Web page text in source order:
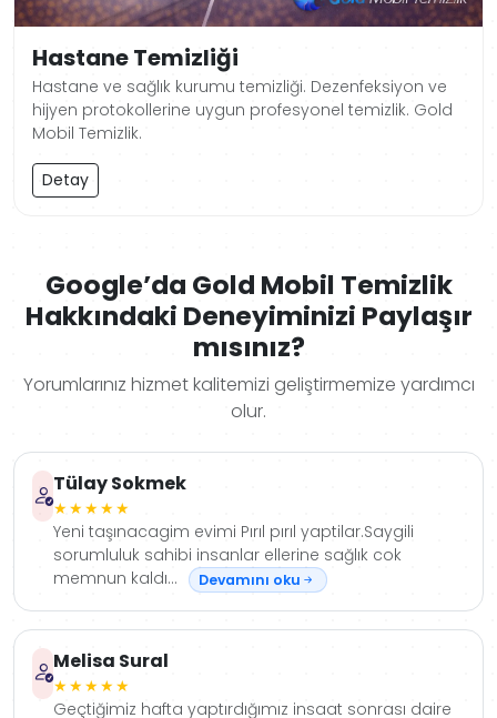
Hastane Temizliği
Hastane ve sağlık kurumu temizliği. Dezenfeksiyon ve
hijyen protokollerine uygun profesyonel temizlik. Gold
Mobil Temizlik.
Detay
Google’da Gold Mobil Temizlik
Hakkındaki Deneyiminizi Paylaşır
mısınız?
Yorumlarınız hizmet kalitemizi geliştirmemize yardımcı
olur.
Tülay Sokmek
★★★★★
Yeni taşınacagim evimi Pırıl pırıl yaptilar.Saygili
sorumluluk sahibi insanlar ellerine sağlık cok
memnun kaldı...
Devamını oku
Melisa Sural
★★★★★
Geçtiğimiz hafta yaptırdığımız insaat sonrası daire